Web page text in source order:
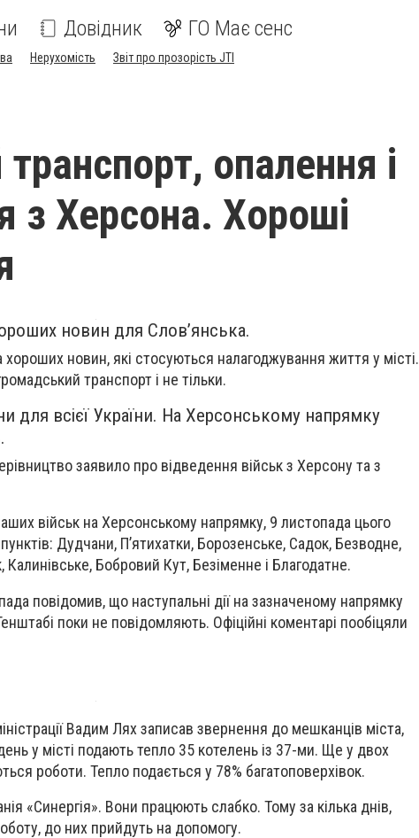
Довідник ГО Має сенс
Нерухомість Звіт про прозорість JTI
опалення і
з Херсона. Хороші
новин для Слов’янська.
новин, які стосуються налагоджування життя у місті.
транспорт і не тільки.
для всієї України. На Херсонському напрямку
заявило про відведення військ з Херсону та з
військ на Херсонському напрямку, 9 листопада цього
Дудчани, П’ятихатки, Борозенське, Садок, Безводне,
Бобровий Кут, Безіменне і Благодатне.
повідомив, що наступальні дії на зазначеному напрямку
поки не повідомляють. Офіційні коментарі пообіцяли
Вадим Лях записав звернення до мешканців міста,
у місті подають тепло 35 котелень із 37-ми. Ще у двох
роботи. Тепло подається у 78% багатоповерхівок.
«Синергія». Вони працюють слабко. Тому за кілька днів,
до них прийдуть на допомогу.